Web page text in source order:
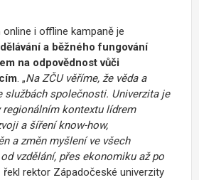
i offline kampaně je
a běžného fungování
na odpovědnost vůči
. „Na ZČU věříme, že věda a
službách společnosti. Univerzita je
regionálním kontextu lídrem
a šíření know-how,
a změn myšlení ve všech
vzdělání, přes ekonomiku až po
rektor Západočeské univerzity